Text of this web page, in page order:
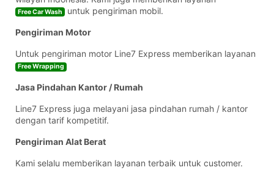
Free Car Wash untuk pengiriman mobil.
Pengiriman Motor
Untuk pengiriman motor Line7 Express memberikan layanan
Free Wrapping
Jasa Pindahan Kantor / Rumah
Line7 Express juga melayani jasa pindahan rumah / kantor
dengan tarif kompetitif.
Pengiriman Alat Berat
Kami selalu memberikan layanan terbaik untuk customer.